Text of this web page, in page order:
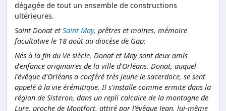
dégagée de tout un ensemble de constructions
ultérieures.
Saint Donat etSaint May, prêtres et moines, mémoire
facultative le 18 août au diocèse de Gap:
Nés à la fin du Ve siècle, Donat et May sont deux amis
d'enfance originaires de la ville d'Orléans. Donat, auquel
l'évêque d'Orléans a conféré très jeune le sacerdoce, se sent
appelé à la vie érémitique. Il s'installe comme ermite dans la
région de Sisteron, dans un repli calcaire de la montagne de
Lure, proche de Montfort, attiré par l'évêque Jean, lui-même